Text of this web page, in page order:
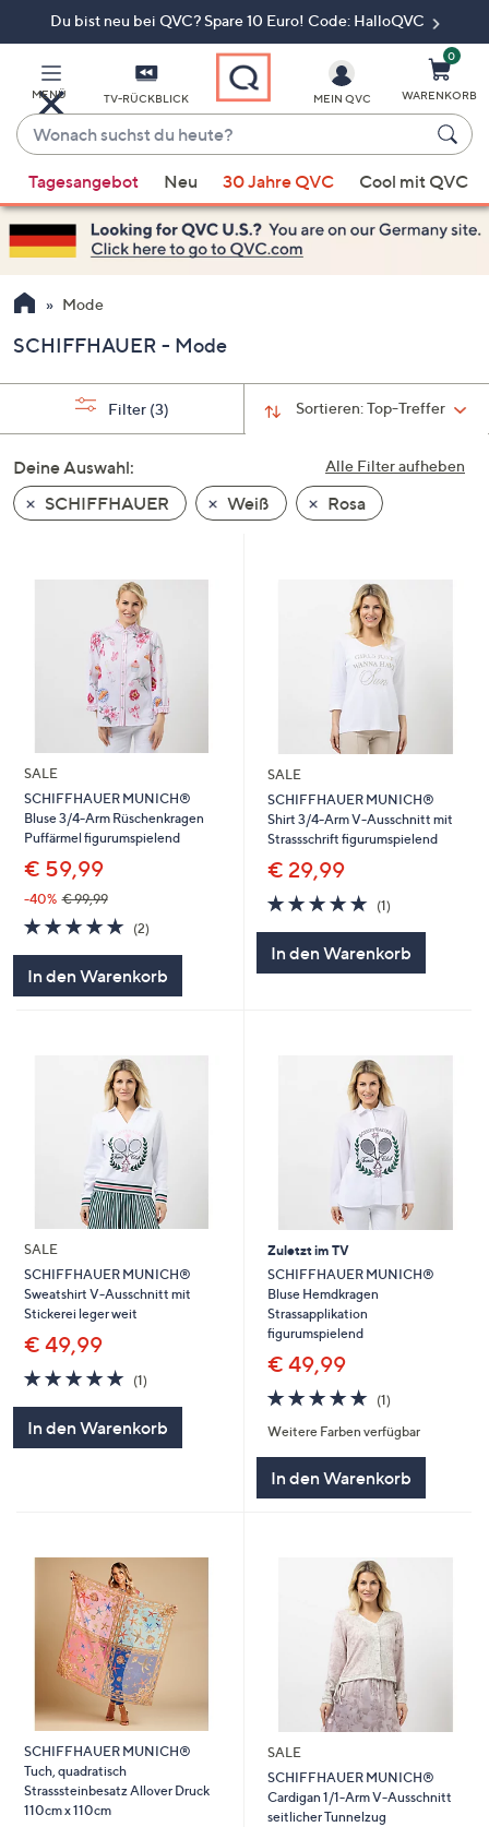
Du bist neu bei QVC? Spare 10 Euro! Code: HalloQVC
MENÜ TV-RÜCKBLICK
Wonach
suchst
du
heute?
Vorschläge
verfügbar
sind,
verwenden
Sie
Pfeiltasten
nach
und
nach
unten
oder
um
diese
anzuzeigen.
MEIN QVC
0
WARENKORB
Tagesangebot Neu 30 Jahre QVC Cool mit QVC
Mode
SCHIFFHAUER - Mode
Sortieren:Top-Treffer
Filter (3)
Alle Filter aufheben
Deine Auswahl:
SCHIFFHAUER
Weiß Rosa
SALE
SCHIFFHAUER MUNICH®
Bluse 3/4-Arm Rüschenkragen
Puffärmel figurumspielend
€ 59,99
-40% € 99,99
5.0
von
(2)2
In den Warenkorb
SALE
SCHIFFHAUER MUNICH®
Shirt 3/4-Arm V-Ausschnitt mit
Strassschrift figurumspielend
€ 29,99
5.0
von
(1)1
In den Warenkorb
SALE
SCHIFFHAUER MUNICH®
Sweatshirt V-Ausschnitt mit
Stickerei leger weit
€ 49,99
5.0
von
(1)1
In den Warenkorb
Zuletzt im TV
SCHIFFHAUER MUNICH®
Bluse Hemdkragen
Strassapplikation
figurumspielend
€ 49,99
5.0
von
5
(1)1
Weitere Farben verfügbar
In den Warenkorb
SCHIFFHAUER MUNICH®
Tuch, quadratisch
Strasssteinbesatz Allover Druck
110cm x 110cm
SALE
SCHIFFHAUER MUNICH®
Cardigan 1/1-Arm V-Ausschnitt
seitlicher Tunnelzug